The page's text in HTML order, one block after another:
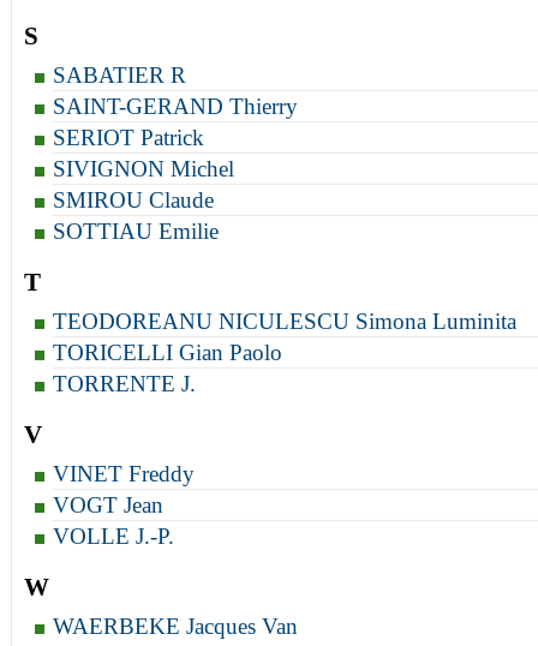
S
SABATIER R
SAINT-GERAND Thierry
SERIOT Patrick
SIVIGNON Michel
SMIROU Claude
SOTTIAU Emilie
T
TEODOREANU NICULESCU Simona Luminita
TORICELLI Gian Paolo
TORRENTE J.
V
VINET Freddy
VOGT Jean
VOLLE J.-P.
W
WAERBEKE Jacques Van